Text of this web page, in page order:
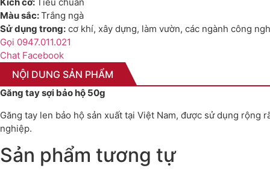
Kích cỡ:
Tiêu chuẩn
Màu sắc:Trắng ngà
Sử dụng trong: cơ khí, xây dựng, làm vườn, các ngành công
Gọi 0947.011.021
Chat Facebook
NỘI DUNG SẢN PHẨM
Găng tay sợi bảo hộ 50g
Găng tay len bảo hộ sản xuất tại Việt Nam, được sử dụng
nghiệp.
Sản phẩm tương tự